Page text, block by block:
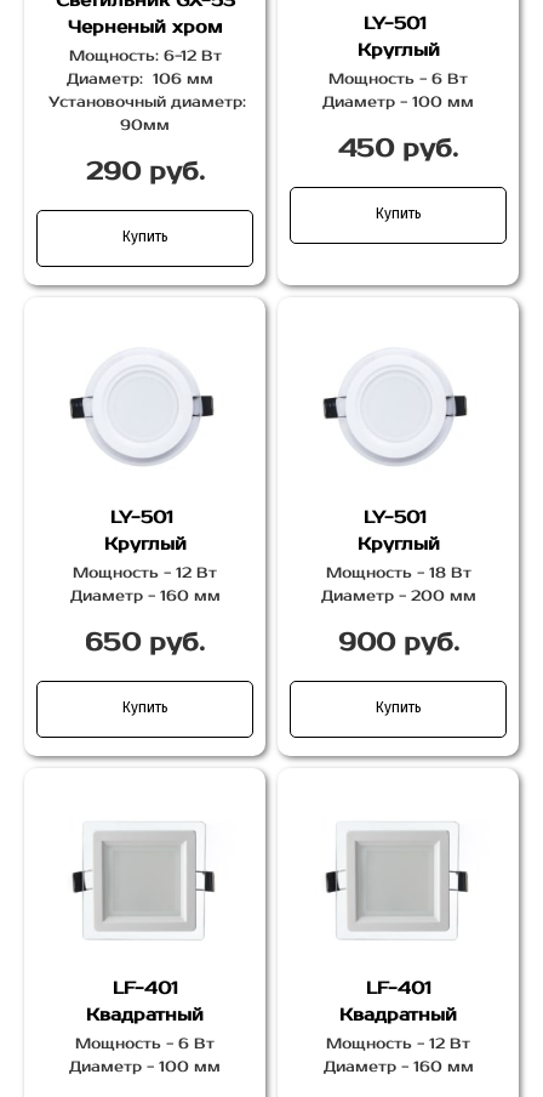
Черненый хром
Мощность: 6-12 Вт
Диаметр: 106 мм
Установочный диаметр:
90мм
290 руб.
Купить
LY-501
Круглый
Мощность - 6 Вт
Диаметр - 100 мм
450 руб.
Купить
LY-501
Круглый
Мощность - 12 Вт
Диаметр - 160 мм
650 руб.
Купить
LY-501
Круглый
Мощность - 18 Вт
Диаметр - 200 мм
900 руб.
Купить
LF-401
Квадратный
Мощность - 6 Вт
Диаметр - 100 мм
LF-401
Квадратный
Мощность - 12 Вт
Диаметр - 160 мм